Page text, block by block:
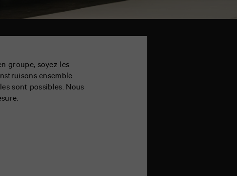
groupe, soyez les
ensemble
sont possibles. Nous